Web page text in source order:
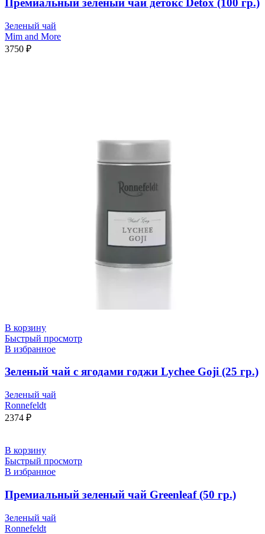
Премиальный зеленый чай детокс Detox (100 гр.)
Зеленый чай
Mim and More
3750 ₽
В корзину
Быстрый просмотр
В избранное
Зеленый чай с ягодами годжи Lychee Goji (25 гр.)
Зеленый чай
Ronnefeldt
2374 ₽
В корзину
Быстрый просмотр
В избранное
Премиальный зеленый чай Greenleaf (50 гр.)
Зеленый чай
Ronnefeldt